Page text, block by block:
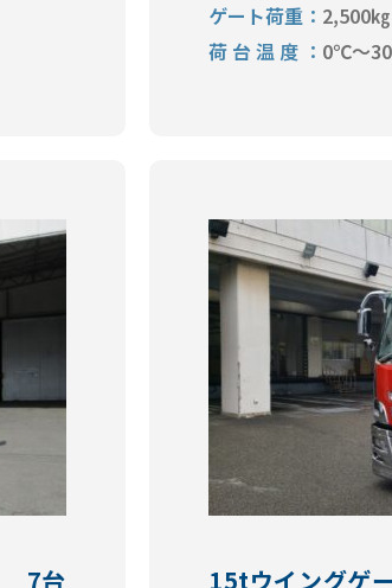
ゲート荷重
2,500㎏
荷台温度
0℃～
7台 15tウイングゲ